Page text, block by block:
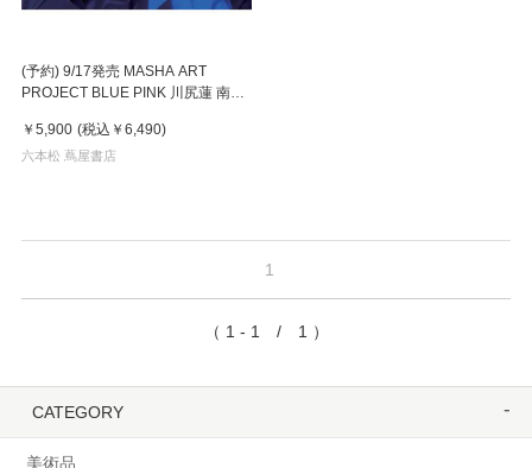
(予約) 9/17発売 MASHA ART
PROJECT BLUE PINK 川尻蓮 南沙
￥5,900 (税込 ￥6,490)
六本松 蔦屋書店
1
（ 1 - 1 / 1 ）
CATEGORY
美術品